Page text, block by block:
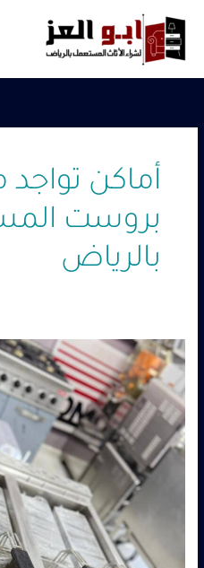
المحتوى
أماكن تواجد
بروست
بالرياض
شراء
مكاين
بروست
مستعمله
بالرياض
0560485279